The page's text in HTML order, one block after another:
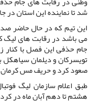
شد تا نماینده این استان در
این تیم که در حال حاضر
می باشد در رقابت های لیگ
جام حذفی این فصل با کنار
تویسرکان و دیلمان
صعود کرد و حریف مس
طبق اعلام سازمان لیگ
هشتم تا دهم آبان ماه در